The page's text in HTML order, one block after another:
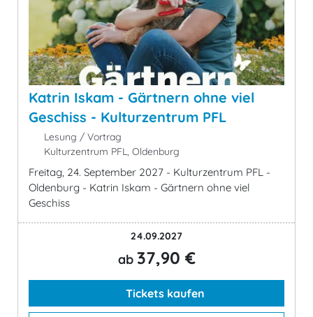
Katrin Iskam - Gärtnern ohne viel
Geschiss - Kulturzentrum PFL
Lesung / Vortrag
Kulturzentrum PFL, Oldenburg
Freitag, 24. September 2027 - Kulturzentrum PFL -
Oldenburg - Katrin Iskam - Gärtnern ohne viel
Geschiss
24.09.2027
ab 37,90 €
Tickets kaufen